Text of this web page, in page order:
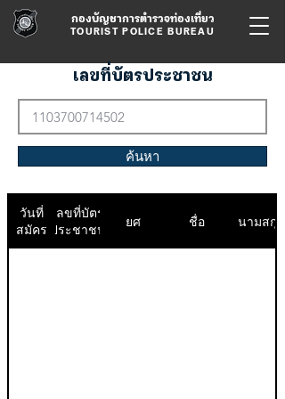
กองบัญชาการตำรวจท่องเที่ยว
TOURIST POLICE BUREAU
เลขที่บัตรประชาชน
ค้นหา
วันที่
สมัคร
เลขที่บัตร
ประชาชน
ยศ ชื่อ นามสกุล